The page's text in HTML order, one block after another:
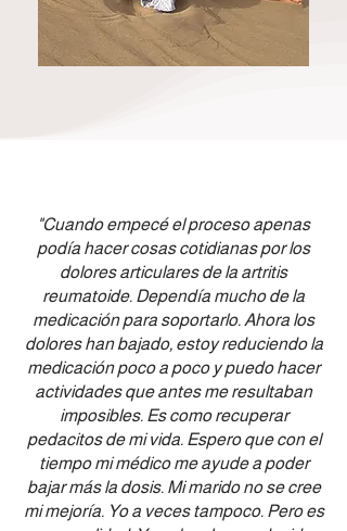
"Cuando empecé el proceso apenas
podía hacer cosas cotidianas por los
dolores articulares de la artritis
reumatoide. Dependía mucho de la
medicación para soportarlo. Ahora los
dolores han bajado, estoy reduciendo la
medicación poco a poco y puedo hacer
actividades que antes me resultaban
imposibles. Es como recuperar
pedacitos de mi vida. Espero que con el
tiempo mi médico me ayude a poder
bajar más la dosis. Mi marido no se cree
mi mejoría. Yo a veces tampoco. Pero es